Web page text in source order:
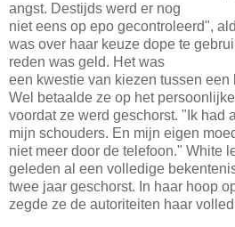
angst. Destijds werd er nog
niet eens op epo gecontroleerd",
was over haar keuze dope te
reden was geld. Het was
een kwestie van kiezen tussen
Wel betaalde ze op het
voordat ze werd geschorst. "Ik had
mijn schouders. En mijn eigen
niet meer door de telefoon." White
geleden al een volledige
twee jaar geschorst. In haar hoop
zegde ze de autoriteiten haar